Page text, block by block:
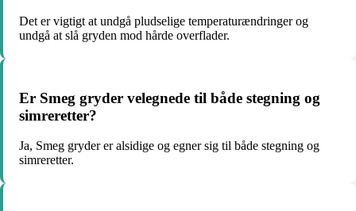
Det er vigtigt at undgå pludselige temperaturændringer og
undgå at slå gryden mod hårde overflader.
Er Smeg gryder velegnede til både stegning og
simreretter?
Ja, Smeg gryder er alsidige og egner sig til både stegning og
simreretter.